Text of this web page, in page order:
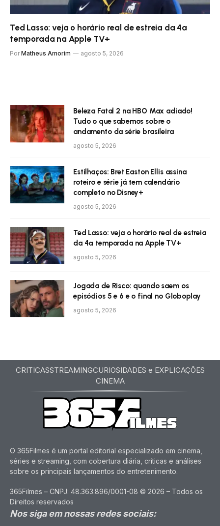
Ted Lasso: veja o horário real de estreia da 4ª
temporada na Apple TV+
Por Matheus Amorim agosto 5, 2026
Beleza Fatal 2 na HBO Max adiado!
Tudo o que sabemos sobre o
andamento da série brasileira
agosto 5, 2026
Estilhaços: Bret Easton Ellis assina
roteiro e série já tem calendário
completo no Disney+
agosto 5, 2026
Ted Lasso: veja o horário real de estreia
da 4ª temporada na Apple TV+
agosto 5, 2026
Jogada de Risco: quando saem os
episódios 5 e 6 e o final no Globoplay
agosto 5, 2026
CRITICASSTREAMINGCURIOSIDADES e EXPLICAÇÕES
CINEMA
O 365Filmes é um portal editorial especializado em cinema,
séries e streaming, com cobertura diária, críticas e análises
sobre os principais lançamentos do entretenimento.
365Filmes – CNPJ: 48.363.896/0001-08 © 2026 – Todos os
Direitos reservados
Nos siga em nossas redes sociais: